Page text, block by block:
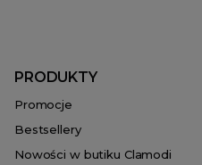
PRODUKTY
Promocje
Bestsellery
Nowości w butiku Clamodi